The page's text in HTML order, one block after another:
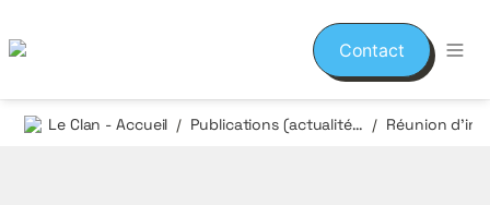
Contact
Le Clan - Accueil / Publications (actualités et événements) /